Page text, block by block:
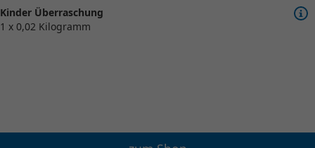
Kinder Überraschung
1 x 0,02 Kilogramm